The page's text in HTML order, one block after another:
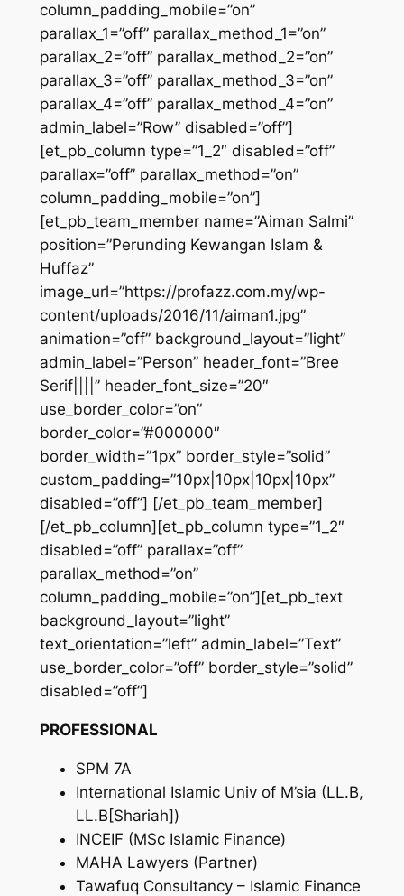
column_padding_mobile=”on”
parallax_1=”off” parallax_method_1=”on”
parallax_2=”off” parallax_method_2=”on”
parallax_3=”off” parallax_method_3=”on”
parallax_4=”off” parallax_method_4=”on”
admin_label=”Row” disabled=”off”]
[et_pb_column type=”1_2″ disabled=”off”
parallax=”off” parallax_method=”on”
column_padding_mobile=”on”]
[et_pb_team_member name=”Aiman Salmi”
position=”Perunding Kewangan Islam &
Huffaz”
image_url=”https://profazz.com.my/wp-
content/uploads/2016/11/aiman1.jpg”
animation=”off” background_layout=”light”
admin_label=”Person” header_font=”Bree
Serif||||” header_font_size=”20″
use_border_color=”on”
border_color=”#000000″
border_width=”1px” border_style=”solid”
custom_padding=”10px|10px|10px|10px”
disabled=”off”] [/et_pb_team_member]
[/et_pb_column][et_pb_column type=”1_2″
disabled=”off” parallax=”off”
parallax_method=”on”
column_padding_mobile=”on”][et_pb_text
background_layout=”light”
text_orientation=”left” admin_label=”Text”
use_border_color=”off” border_style=”solid”
disabled=”off”]
PROFESSIONAL
SPM 7A
International Islamic Univ of M’sia (LL.B,
LL.B[Shariah])
INCEIF (MSc Islamic Finance)
MAHA Lawyers (Partner)
Tawafuq Consultancy – Islamic Finance